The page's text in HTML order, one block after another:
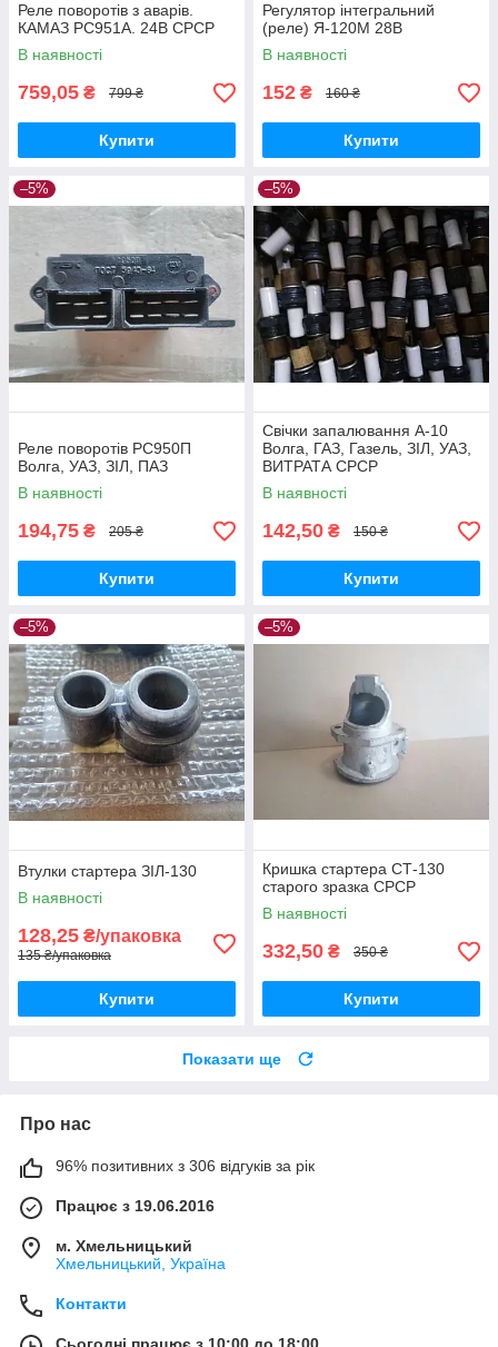
Реле поворотів з аварів.
КАМАЗ РС951А. 24В СРСР
В наявності
759,05 ₴ 799 ₴
Купити
Регулятор інтегральний
(реле) Я-120М 28В
В наявності
152 ₴ 160 ₴
Купити
–5%
Реле поворотів РС950П
Волга, УАЗ, ЗІЛ, ПАЗ
В наявності
194,75 ₴ 205 ₴
Купити
–5%
Свічки запалювання А-10
Волга, ГАЗ, Газель, ЗІЛ, УАЗ,
ВИТРАТА СРСР
В наявності
142,50 ₴ 150 ₴
Купити
–5%
Втулки стартера ЗІЛ-130
В наявності
128,25 ₴/упаковка
135 ₴/упаковка
Купити
–5%
Кришка стартера СТ-130
старого зразка СРСР
В наявності
332,50 ₴ 350 ₴
Купити
Показати ще
Про нас
96% позитивних з 306 відгуків за рік
Працює з 19.06.2016
м. Хмельницький
Хмельницький, Україна
Контакти